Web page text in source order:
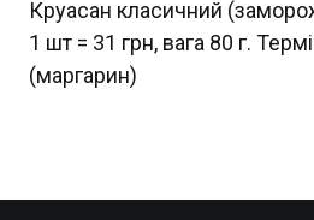
Круасан класичний
1 шт = 31 грн, вага 80 г.
(маргарин)